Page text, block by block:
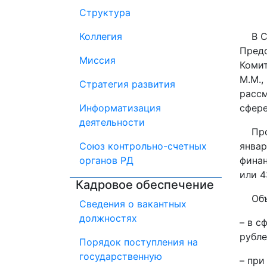
Структура
Коллегия
Миссия
Стратегия развития
Информатизация
деятельности
Союз контрольно-счетных
органов РД
Кадровое обеспечение
Сведения о вакантных
должностях
Порядок поступления на
государственную
В
М.М.,
или
– в
–